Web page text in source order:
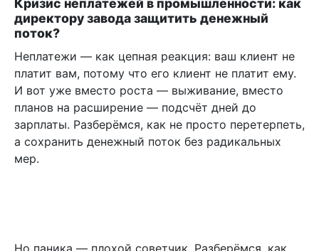
директору завода защитить денежный
поток?
Неплатежи — как цепная реакция: ваш клиент не
платит вам, потому что его клиент не платит ему.
И вот уже вместо роста — выживание, вместо
планов на расширение — подсчёт дней до
зарплаты. Разберёмся, как не просто перетерпеть,
а сохранить денежный поток без радикальных
мер.
Но паника — плохой советчик. Разберёмся, как